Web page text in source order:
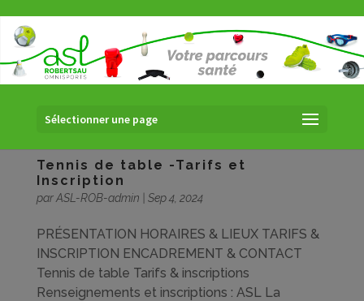
Sélectionner une page
Tennis de table -Tarifs et
Inscription
parASL-ROB-admin Sep 4, 2024
PRÉSENTATION HORAIRES & LIEUX TARIFS &
INSCRIPTION ENCADREMENT & CONTACT
Tennis de table Tarifs & inscriptions
Renseignements et inscriptions : ASL La